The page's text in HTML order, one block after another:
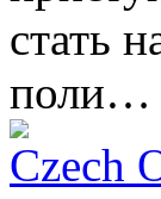
стать
поли…
Czech